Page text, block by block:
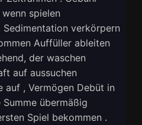
spielen
verkörpern
Auffüller ableiten
der waschen
auf aussuchen
auf , Vermögen Debüt in
übermäßig
Spiel bekommen .